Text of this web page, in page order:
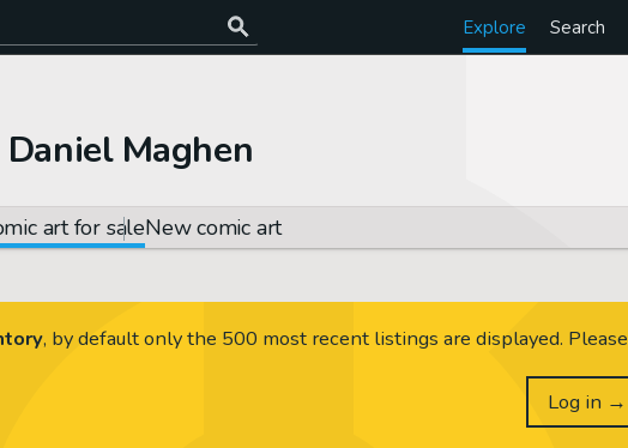
Explore Search
Daniel Maghen
art for saleNew comic art
, by default only the 500 most recent listings are displayed. Please
Log in →